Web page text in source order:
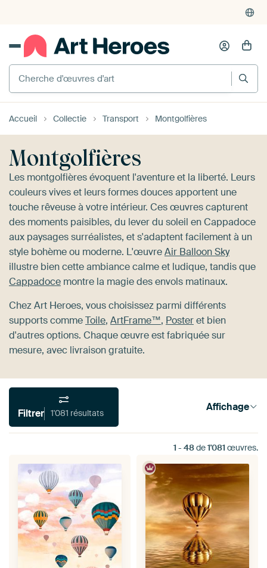
375'000+ murs vides remplis
Cherche d'œuvres d'art
Accueil Collectie Transport Montgolfières
Montgolfières
Les montgolfières évoquent l'aventure et la liberté. Leurs
couleurs vives et leurs formes douces apportent une
touche rêveuse à votre intérieur. Ces œuvres capturent
des moments paisibles, du lever du soleil en Cappadoce
aux paysages surréalistes, et s'adaptent facilement à un
style bohème ou moderne. L'œuvreAir Balloon Sky
illustre bien cette ambiance calme et ludique, tandis que
Cappadoce montre la magie des envols matinaux.
Chez Art Heroes, vous choisissez parmi différents
supports commeToile, ArtFrame™, Posteret bien
d'autres options. Chaque œuvre est fabriquée sur
mesure, avec livraison gratuite.
Filtrer 1'081 résultats Affichage
1 - 48de1'081 œuvres.